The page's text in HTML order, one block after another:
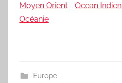
Moyen Orient - Ocean Indien
Océanie
Europe